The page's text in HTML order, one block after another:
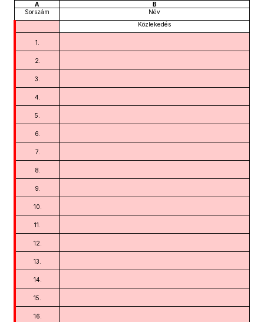
A
B
Sorszám
Név
Közlekedés
1.
2.
3.
4.
5.
6.
7.
8.
9.
10.
11.
12.
13.
14.
15.
16.